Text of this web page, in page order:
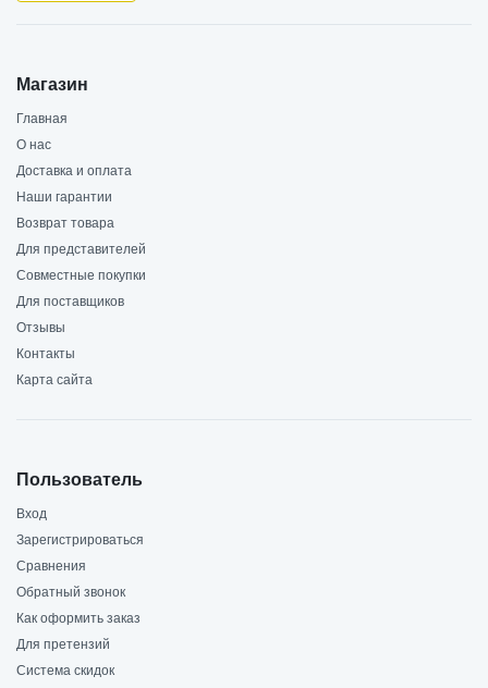
Магазин
Главная
О нас
Доставка и оплата
Наши гарантии
Возврат товара
Для представителей
Совместные покупки
Для поставщиков
Отзывы
Контакты
Карта сайта
Пользователь
Вход
Зарегистрироваться
Сравнения
Обратный звонок
Как оформить заказ
Для претензий
Система скидок